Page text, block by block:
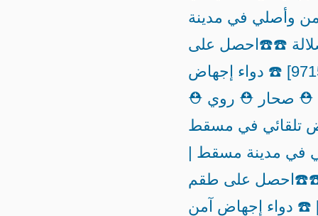
إجهاض آمن وأصلي في مدينة
☎️☎️احصل على
طقم إجهاض تلقائي في مسقط [+971521553488] ☎️ دواء إجهاض
⛑️ صحار ⛑️ روي ⛑️
تلقائي في مسقط
وأصلي في مدينة مسقط |
☎️احصل على طقم
تلقائي في مسقط [+971521553488] ☎️ دواء إجهاض آمن